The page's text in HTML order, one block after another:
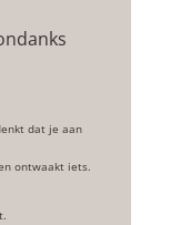
dat je aan
ontwaakt iets.